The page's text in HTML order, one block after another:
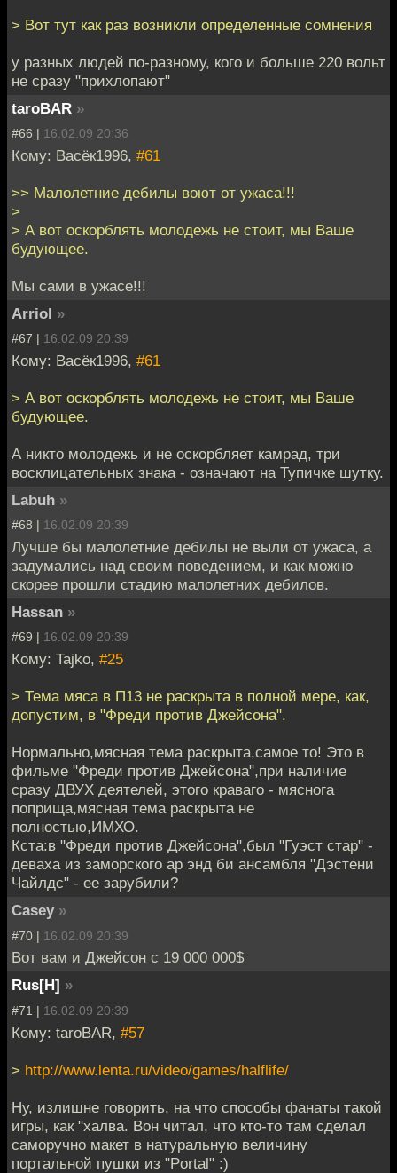
> Вот тут как раз возникли определенные сомнения
у разных людей по-разному, кого и больше 220 вольт
не сразу "прихлопают"
taroBAR »
#66 | 16.02.09 20:36
Кому: Васёк1996, #61
>> Малолетние дебилы воют от ужаса!!!
>
> А вот оскорблять молодежь не стоит, мы Ваше
будующее.
Мы сами в ужасе!!!
Arriol »
#67 | 16.02.09 20:39
Кому: Васёк1996, #61
> А вот оскорблять молодежь не стоит, мы Ваше
будующее.
А никто молодежь и не оскорбляет камрад, три
восклицательных знака - означают на Тупичке шутку.
Labuh »
#68 | 16.02.09 20:39
Лучше бы малолетние дебилы не выли от ужаса, а
задумались над своим поведением, и как можно
скорее прошли стадию малолетних дебилов.
Hassan »
#69 | 16.02.09 20:39
Кому: Tajko, #25
> Тема мяса в П13 не раскрыта в полной мере, как,
допустим, в "Фреди против Джейсона".
Нормально,мясная тема раскрыта,самое то! Это в
фильме "Фреди против Джейсона",при наличие
сразу ДВУХ деятелей, этого краваго - мяснога
поприща,мясная тема раскрыта не
полностью,ИМХО.
Кста:в "Фреди против Джейсона",был "Гуэст стар" -
деваха из заморского ар энд би ансамбля "Дэстени
Чайлдс" - ее зарубили?
Casey »
#70 | 16.02.09 20:39
Вот вам и Джейсон с 19 000 000$
Rus[H] »
#71 | 16.02.09 20:39
Кому: taroBAR, #57
> http://www.lenta.ru/video/games/halflife/
Ну, излишне говорить, на что способы фанаты такой
игры, как "халва. Вон читал, что кто-то там сделал
саморучно макет в натуральную величину
портальной пушки из "Portal" :)